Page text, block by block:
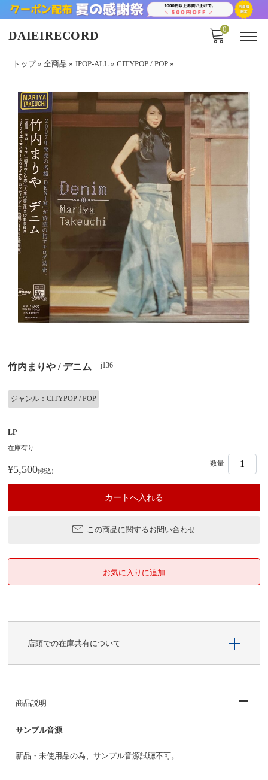
DAIEIRECORD 0
トップ» 全商品 » JPOP-ALL » CITYPOP / POP »
竹内まりや / デニム j136
ジャンル：CITYPOP / POP
LP
在庫有り
¥5,500(税込)
数量
この商品に関するお問い合わせ
店頭での在庫共有について
商品説明
サンプル音源
新品・未使用品の為、サンプル音源試聴不可。